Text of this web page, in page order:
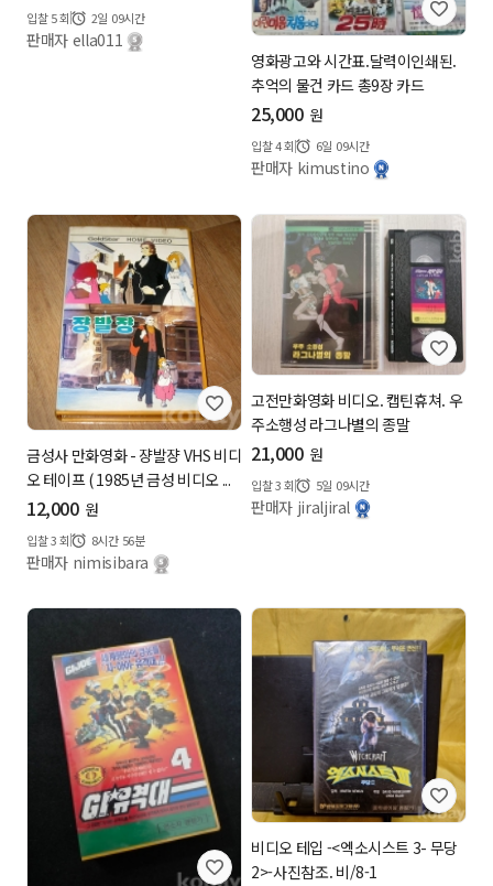
입찰 5회 2일 09시간
판매자 ella011
영화광고와 시간표.달력이인쇄된.
추억의 물건 카드 총9장 카드
25,000 원
입찰4회 6일 09시간
판매자 kimustino
금성사 만화영화 - 쟝발쟝 VHS 비디
오 테이프 ( 1985년 금성 비디오 ...
12,000 원
입찰3회 8시간 56분
판매자 nimisibara
고전만화영화 비디오. 캡틴휴쳐. 우
주소행성 라그나별의 종말
21,000 원
입찰3회 5일 09시간
판매자 jiraljiral
비디오 테입 -<엑소시스트 3- 무당
2>-사진참조. 비/8-1